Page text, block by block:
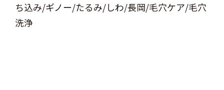
ち込み/ギノー/たるみ/しわ/長岡/毛穴ケア/毛穴
洗浄